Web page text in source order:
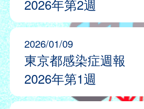
2026年第2週
2026/01/09
東京都感染症週報
2026年第1週